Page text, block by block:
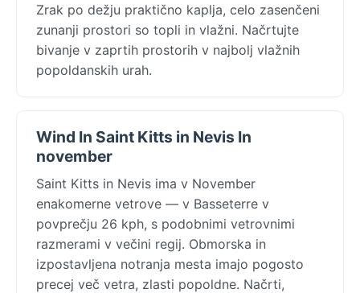
Zrak po dežju praktično kaplja, celo zasenčeni
zunanji prostori so topli in vlažni. Načrtujte
bivanje v zaprtih prostorih v najbolj vlažnih
popoldanskih urah.
Wind In Saint Kitts in Nevis In
november
Saint Kitts in Nevis ima v November
enakomerne vetrove — v Basseterre v
povprečju 26 kph, s podobnimi vetrovnimi
razmerami v večini regij. Obmorska in
izpostavljena notranja mesta imajo pogosto
precej več vetra, zlasti popoldne. Načrti,